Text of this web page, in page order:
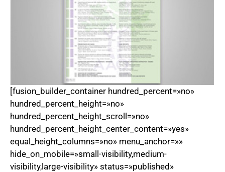
[fusion_builder_container hundred_percent=»no»
hundred_percent_height=»no»
hundred_percent_height_scroll=»no»
hundred_percent_height_center_content=»yes»
equal_height_columns=»no» menu_anchor=»»
hide_on_mobile=»small-visibility,medium-
visibility,large-visibility» status=»published»